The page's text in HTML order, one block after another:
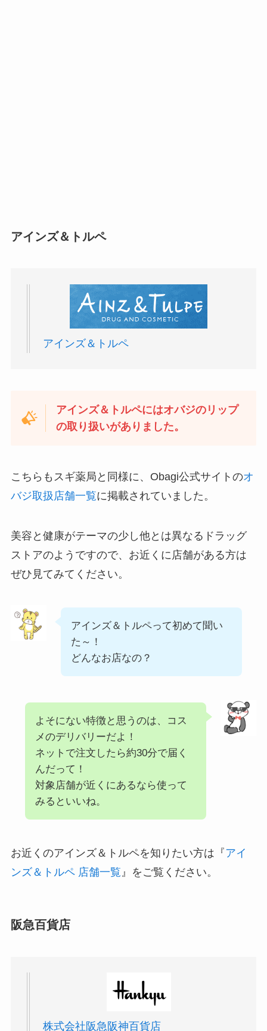
アインズ＆トルペ
アインズ＆トルペ
アインズ＆トルペにはオバジのリップ
の取り扱いがありました。
こちらもスギ薬局と同様に、Obagi公式サイトのオ
バジ取扱店舗一覧に掲載されていました。
美容と健康がテーマの少し他とは異なるドラッグ
ストアのようですので、お近くに店舗がある方は
ぜひ見てみてください。
アインズ＆トルペって初めて聞い
た～！
どんなお店なの？
よそにない特徴と思うのは、コス
メのデリバリーだよ！
ネットで注文したら約30分で届く
んだって！
対象店舗が近くにあるなら使って
みるといいね。
お近くのアインズ＆トルペを知りたい方は『アイ
ンズ＆トルペ 店舗一覧』をご覧ください。
阪急百貨店
株式会社阪急阪神百貨店